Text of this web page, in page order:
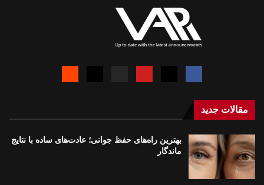
مقالات جدید
بهترین راه‌های حفظ جوانی؛ عادت‌های ساده با نتایج
ماندگار